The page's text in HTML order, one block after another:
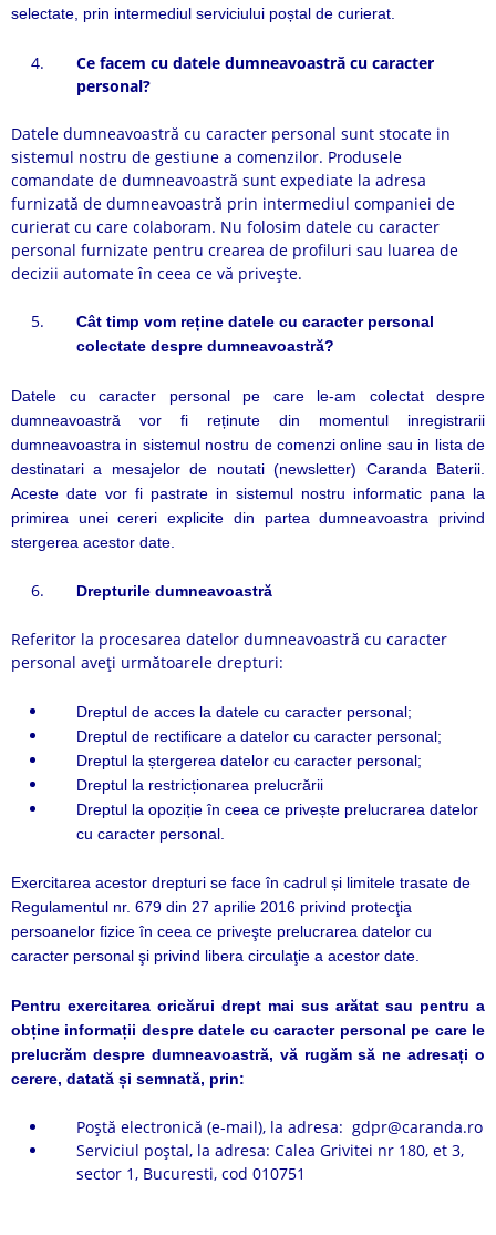
selectate, prin intermediul serviciului poștal de curierat.
Ce facem cu datele dumneavoastră cu caracter
personal?
Datele dumneavoastră cu caracter personal sunt stocate in
sistemul nostru de gestiune a comenzilor. Produsele
comandate de dumneavoastră sunt expediate la adresa
furnizată de dumneavoastră prin intermediul companiei de
curierat cu care colaboram. Nu folosim datele cu caracter
personal furnizate pentru crearea de profiluri sau luarea de
decizii automate în ceea ce vă privește.
Cât timp vom reține datele cu caracter personal
colectate despre dumneavoastră?
Datele cu caracter personal pe care le-am colectat despre
dumneavoastră vor fi reținute din momentul inregistrarii
dumneavoastra in sistemul nostru de comenzi online sau in lista de
destinatari a mesajelor de noutati (newsletter) Caranda Baterii.
Aceste date vor fi pastrate in sistemul nostru informatic pana la
primirea unei cereri explicite din partea dumneavoastra privind
stergerea acestor date.
Drepturile dumneavoastră
Referitor la procesarea datelor dumneavoastră cu caracter
personal aveți următoarele drepturi:
Dreptul de acces la datele cu caracter personal;
Dreptul de rectificare a datelor cu caracter personal;
Dreptul la ștergerea datelor cu caracter personal;
Dreptul la restricționarea prelucrării
Dreptul la opoziție în ceea ce privește prelucrarea datelor
cu caracter personal.
Exercitarea acestor drepturi se face în cadrul și limitele trasate de
Regulamentul nr. 679 din 27 aprilie 2016 privind protecţia
persoanelor fizice în ceea ce priveşte prelucrarea datelor cu
caracter personal şi privind libera circulaţie a acestor date.
Pentru exercitarea oricărui drept mai sus arătat sau pentru a
obține informații despre datele cu caracter personal pe care le
prelucrăm despre dumneavoastră, vă rugăm să ne adresați o
cerere, datată și semnată, prin:
Poștă electronică (e-mail), la adresa: gdpr@caranda.ro
Serviciul poștal, la adresa: Calea Grivitei nr 180, et 3,
sector 1, Bucuresti, cod 010751